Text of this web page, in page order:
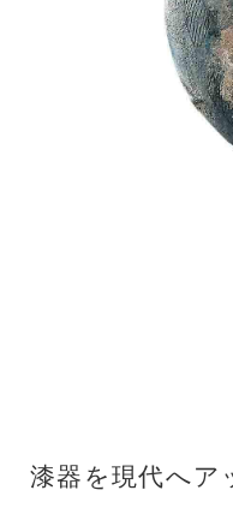
漆器を現代へア